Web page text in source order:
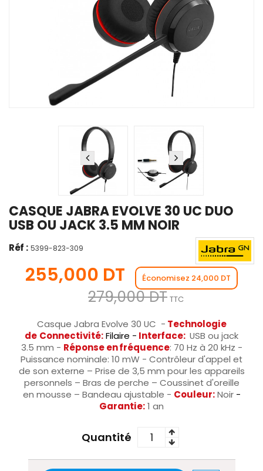
CASQUE JABRA EVOLVE 30 UC DUO
USB OU JACK 3.5 MM NOIR
Réf : 5399-823-309
255,000 DT Économisez 24,000 DT
279,000 DT TTC
Casque Jabra Evolve 30 UC - Technologie
de Connectivité:Filaire - Interface: USB ou jack
3.5 mm - Réponse en fréquence: 70 Hz à 20 kHz -
Puissance nominale: 10 mW - Contrôleur d'appel et
de son externe – Prise de 3,5 mm pour les appareils
personnels – Bras de perche – Coussinet d'oreille
en mousse – Bandeau ajustable - Couleur:Noir-
Garantie:1 an
Quantité